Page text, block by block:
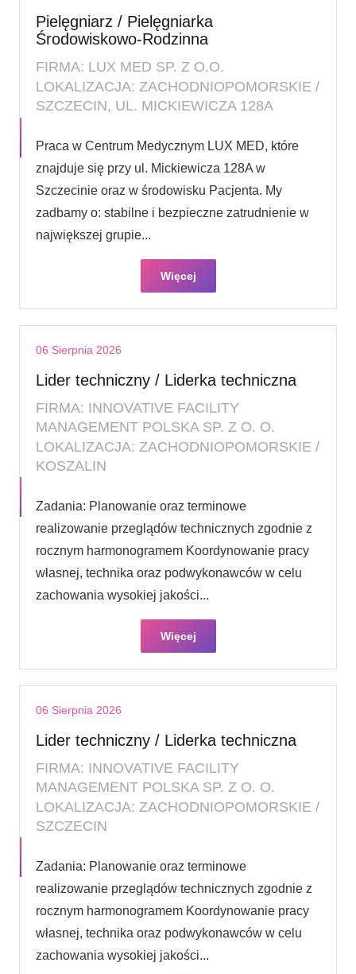
Pielęgniarz / Pielęgniarka
Środowiskowo-Rodzinna
FIRMA: LUX MED SP. Z O.O.
LOKALIZACJA: ZACHODNIOPOMORSKIE /
SZCZECIN, UL. MICKIEWICZA 128A
Praca w Centrum Medycznym LUX MED, które
znajduje się przy ul. Mickiewicza 128A w
Szczecinie oraz w środowisku Pacjenta. My
zadbamy o: stabilne i bezpieczne zatrudnienie w
największej grupie...
Więcej
06 Sierpnia 2026
Lider techniczny / Liderka techniczna
FIRMA: INNOVATIVE FACILITY
MANAGEMENT POLSKA SP. Z O. O.
LOKALIZACJA: ZACHODNIOPOMORSKIE /
KOSZALIN
Zadania: Planowanie oraz terminowe
realizowanie przeglądów technicznych zgodnie z
rocznym harmonogramem Koordynowanie pracy
własnej, technika oraz podwykonawców w celu
zachowania wysokiej jakości...
Więcej
06 Sierpnia 2026
Lider techniczny / Liderka techniczna
FIRMA: INNOVATIVE FACILITY
MANAGEMENT POLSKA SP. Z O. O.
LOKALIZACJA: ZACHODNIOPOMORSKIE /
SZCZECIN
Zadania: Planowanie oraz terminowe
realizowanie przeglądów technicznych zgodnie z
rocznym harmonogramem Koordynowanie pracy
własnej, technika oraz podwykonawców w celu
zachowania wysokiej jakości...